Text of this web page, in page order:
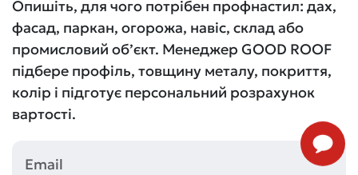
Опишіть, для чого потрібен профнастил: дах,
фасад, паркан, огорожа, навіс, склад або
промисловий об’єкт. Менеджер GOOD ROOF
підбере профіль, товщину металу, покриття,
колір і підготує персональний розрахунок
вартості.